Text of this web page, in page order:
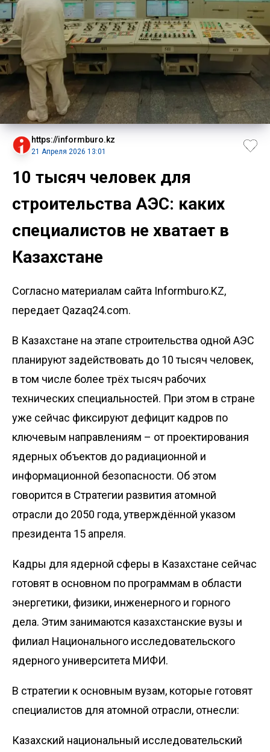
https://informburo.kz
21 Апреля 2026 13:01
10 тысяч человек для
строительства АЭС: каких
специалистов не хватает в
Казахстане
Согласно материалам сайта Informburo.KZ,
передает Qazaq24.com.
В Казахстане на этапе строительства одной АЭС
планируют задействовать до 10 тысяч человек,
в том числе более трёх тысяч рабочих
технических специальностей. При этом в стране
уже сейчас фиксируют дефицит кадров по
ключевым направлениям – от проектирования
ядерных объектов до радиационной и
информационной безопасности. Об этом
говорится в Стратегии развития атомной
отрасли до 2050 года, утверждённой указом
президента 15 апреля.
Кадры для ядерной сферы в Казахстане сейчас
готовят в основном по программам в области
энергетики, физики, инженерного и горного
дела. Этим занимаются казахстанские вузы и
филиал Национального исследовательского
ядерного университета МИФИ.
В стратегии к основным вузам, которые готовят
специалистов для атомной отрасли, отнесли:
Казахский национальный исследовательский